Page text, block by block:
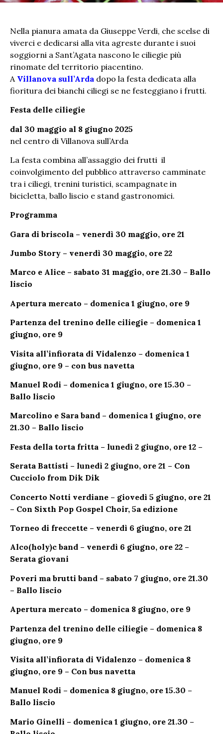
Nella pianura amata da Giuseppe Verdi, che scelse di
viverci e dedicarsi alla vita agreste durante i suoi
soggiorni a Sant’Agata nascono le ciliegie più
rinomate del territorio piacentino.
A Villanova sull’Arda dopo la festa dedicata alla
fioritura dei bianchi ciliegi se ne festeggiano i frutti.
Festa delle ciliegie
dal 30 maggio al 8 giugno 2025
nel centro di Villanova sull’Arda
La festa combina all’assaggio dei frutti il
coinvolgimento del pubblico attraverso camminate
tra i ciliegi, trenini turistici, scampagnate in
bicicletta, ballo liscio e stand gastronomici.
Programma
Gara di briscola – venerdì 30 maggio, ore 21
Jumbo Story – venerdì 30 maggio, ore 22
Marco e Alice – sabato 31 maggio, ore 21.30 – Ballo
liscio
Apertura mercato – domenica 1 giugno, ore 9
Partenza del trenino delle ciliegie – domenica 1
giugno, ore 9
Visita all’infiorata di Vidalenzo – domenica 1
giugno, ore 9 – con bus navetta
Manuel Rodi – domenica 1 giugno, ore 15.30 –
Ballo liscio
Marcolino e Sara band – domenica 1 giugno, ore
21.30 – Ballo liscio
Festa della torta fritta – lunedì 2 giugno, ore 12 –
Serata Battisti – lunedì 2 giugno, ore 21 – Con
Cucciolo from Dik Dik
Concerto Notti verdiane – giovedì 5 giugno, ore 21
– Con Sixth Pop Gospel Choir, 5a edizione
Torneo di freccette – venerdì 6 giugno, ore 21
Alco(holy)c band – venerdì 6 giugno, ore 22 –
Serata giovani
Poveri ma brutti band – sabato 7 giugno, ore 21.30
– Ballo liscio
Apertura mercato – domenica 8 giugno, ore 9
Partenza del trenino delle ciliegie – domenica 8
giugno, ore 9
Visita all’infiorata di Vidalenzo – domenica 8
giugno, ore 9 – Con bus navetta
Manuel Rodi – domenica 8 giugno, ore 15.30 –
Ballo liscio
Mario Ginelli – domenica 1 giugno, ore 21.30 –